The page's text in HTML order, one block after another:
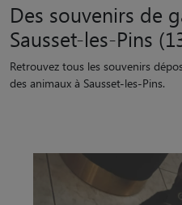
Des souvenirs de
Sausset-les-Pins
Retrouvez tous les souvenirs
des animaux à Sausset-les-Pins.